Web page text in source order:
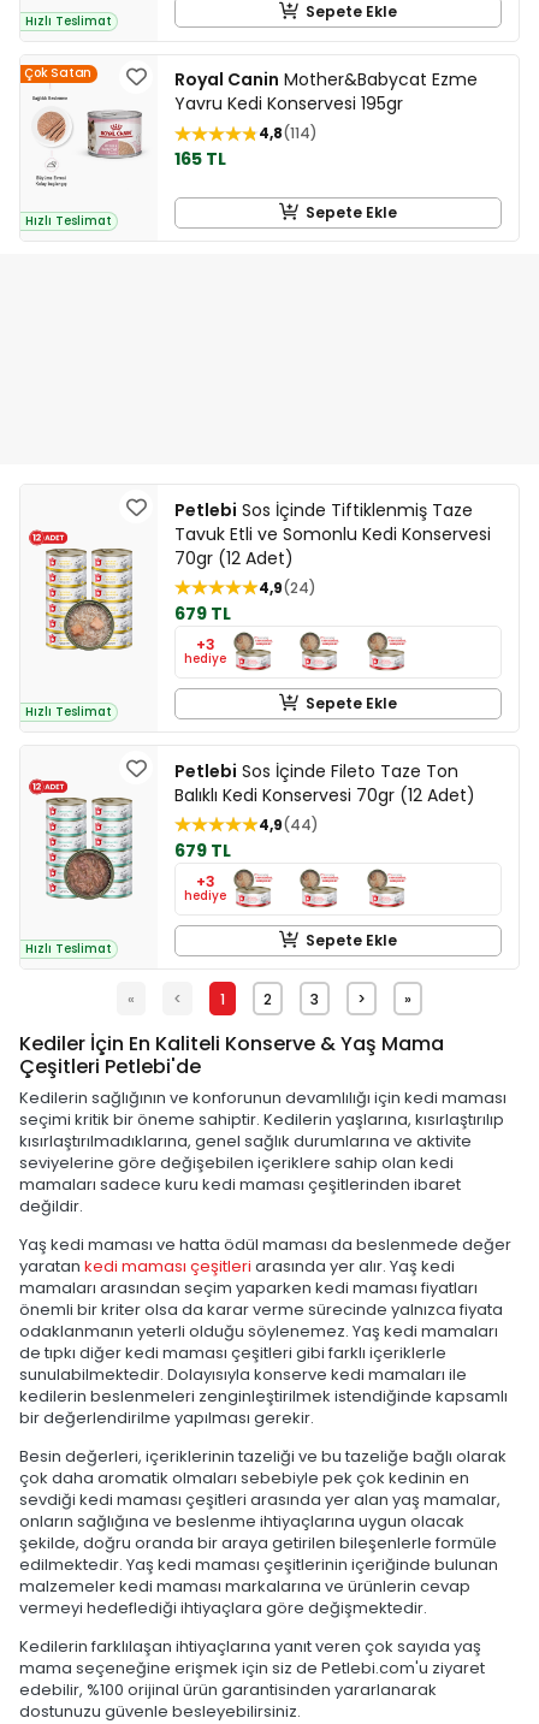
Hızlı Teslimat Sepete Ekle
Çok Satan
Hızlı Teslimat
Royal Canin Mother&Babycat Ezme
Yavru Kedi Konservesi 195gr
4,8 114
165 TL
Sepete Ekle
Hızlı Teslimat
Petlebi Sos İçinde Tiftiklenmiş Taze
Tavuk Etli ve Somonlu Kedi Konservesi
70gr (12 Adet)
4,9 24
679 TL
+3
hediye
Sepete Ekle
Hızlı Teslimat
Petlebi Sos İçinde Fileto Taze Ton
Balıklı Kedi Konservesi 70gr (12 Adet)
4,9 44
679 TL
+3
hediye
Sepete Ekle
« < 1 2 3 > »
Kediler İçin En Kaliteli Konserve & Yaş Mama
Çeşitleri Petlebi'de
Kedilerin sağlığının ve konforunun devamlılığı için kedi maması
seçimi kritik bir öneme sahiptir. Kedilerin yaşlarına, kısırlaştırılıp
kısırlaştırılmadıklarına, genel sağlık durumlarına ve aktivite
seviyelerine göre değişebilen içeriklere sahip olan kedi
mamaları sadece kuru kedi maması çeşitlerinden ibaret
değildir.
Yaş kedi maması ve hatta ödül maması da beslenmede değer
yaratan kedi maması çeşitleri arasında yer alır. Yaş kedi
mamaları arasından seçim yaparken kedi maması fiyatları
önemli bir kriter olsa da karar verme sürecinde yalnızca fiyata
odaklanmanın yeterli olduğu söylenemez. Yaş kedi mamaları
de tıpkı diğer kedi maması çeşitleri gibi farklı içeriklerle
sunulabilmektedir. Dolayısıyla konserve kedi mamaları ile
kedilerin beslenmeleri zenginleştirilmek istendiğinde kapsamlı
bir değerlendirilme yapılması gerekir.
Besin değerleri, içeriklerinin tazeliği ve bu tazeliğe bağlı olarak
çok daha aromatik olmaları sebebiyle pek çok kedinin en
sevdiği kedi maması çeşitleri arasında yer alan yaş mamalar,
onların sağlığına ve beslenme ihtiyaçlarına uygun olacak
şekilde, doğru oranda bir araya getirilen bileşenlerle formüle
edilmektedir. Yaş kedi maması çeşitlerinin içeriğinde bulunan
malzemeler kedi maması markalarına ve ürünlerin cevap
vermeyi hedeflediği ihtiyaçlara göre değişmektedir.
Kedilerin farklılaşan ihtiyaçlarına yanıt veren çok sayıda yaş
mama seçeneğine erişmek için siz de Petlebi.com'u ziyaret
edebilir, %100 orijinal ürün garantisinden yararlanarak
dostunuzu güvenle besleyebilirsiniz.